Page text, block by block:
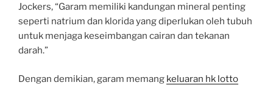
Jockers, “Garam memiliki kandungan mineral penting
seperti natrium dan klorida yang diperlukan oleh tubuh
untuk menjaga keseimbangan cairan dan tekanan
darah.”
Dengan demikian, garam memang keluaran hk lotto